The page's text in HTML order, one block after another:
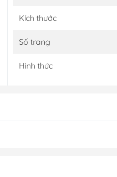
Kích thước
Số trang
Hình thức